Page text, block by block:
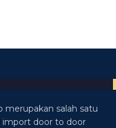
merupakan salah satu
import door to door